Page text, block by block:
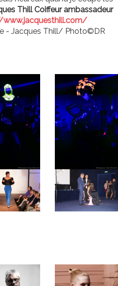
Thill Coiffeur ambassadeur
- Jacques Thill/ Photo©DR